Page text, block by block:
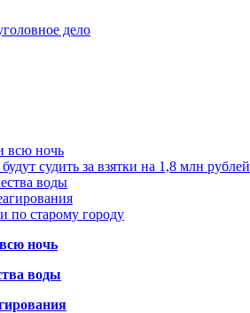
дело
всю ночь
судить за взятки на 1,8 млн рублей
воды
по старому городу
ночь
воды